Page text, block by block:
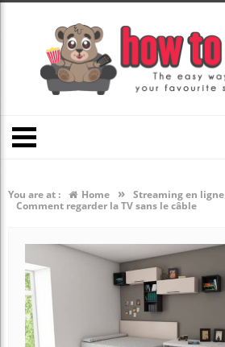
You are at : Home » Streaming en ligne
Comment regarder la TV sans le câble